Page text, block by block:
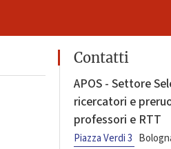
Contatti
APOS - Settore
ricercatori e
professori e RTT
Piazza Verdi 3